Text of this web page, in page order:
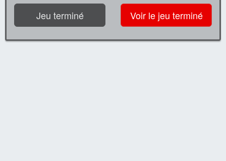
Jeu terminé Voir le jeu terminé